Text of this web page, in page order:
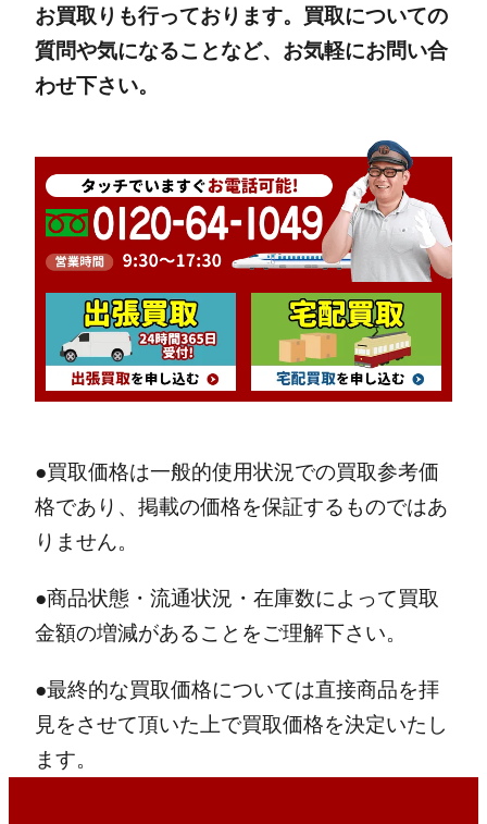
お買取りも行っております。買取についての
質問や気になることなど、お気軽にお問い合
わせ下さい。
●買取価格は一般的使用状況での買取参考価
格であり、掲載の価格を保証するものではあ
りません。
●商品状態・流通状況・在庫数によって買取
金額の増減があることをご理解下さい。
●最終的な買取価格については直接商品を拝
見をさせて頂いた上で買取価格を決定いたし
ます。